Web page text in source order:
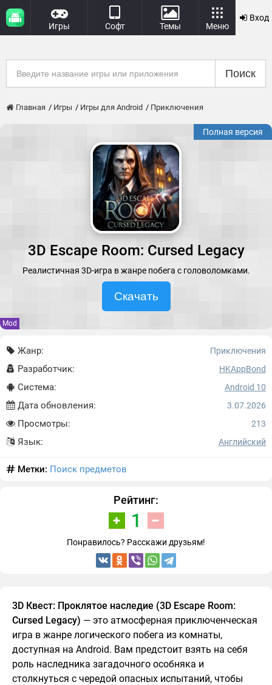
Игры Софт Темы Меню
Вход
Поиск
Главная Игры Игры для Android Приключения
Полная версия
3D Escape Room: Cursed Legacy
Реалистичная 3D-игра в жанре побега с головоломками.
Скачать
Mod
Жанр: Приключения
Разработчик: HKAppBond
Система: Android 10
Дата обновления: 3.07.2026
Просмотры: 213
Язык: Английский
Метки: Поиск предметов
Рейтинг:
1
Понравилось? Расскажи друзьям!
3D Квест: Проклятое наследие (3D Escape Room:
Cursed Legacy) — это атмосферная приключенческая
игра в жанре логического побега из комнаты,
доступная на Android. Вам предстоит взять на себя
роль наследника загадочного особняка и
столкнуться с чередой опасных испытаний, чтобы